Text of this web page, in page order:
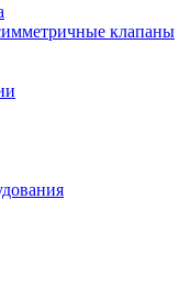
клапаны